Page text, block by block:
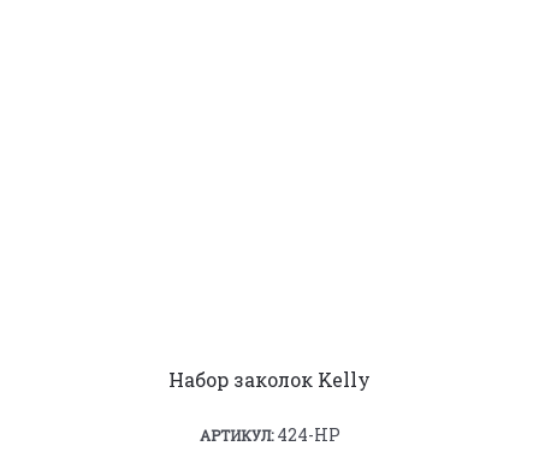
Набор заколок Kelly
АРТИКУЛ:424-HP